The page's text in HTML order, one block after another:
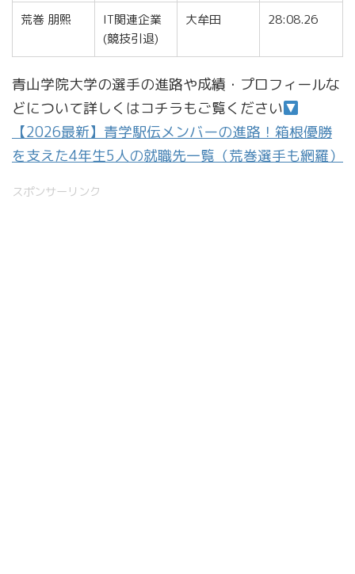
荒巻 朋熙
IT関連企業
(競技引退)
大牟田 28:08.26
青山学院大学の選手の進路や成績・プロフィールな
どについて詳しくはコチラもご覧ください
【2026最新】青学駅伝メンバーの進路！箱根優勝
を支えた4年生5人の就職先一覧（荒巻選手も網羅）
スポンサーリンク